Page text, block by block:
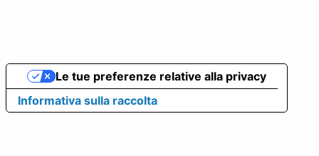
Informativa sulla raccolta
Le tue preferenze relative alla privacy